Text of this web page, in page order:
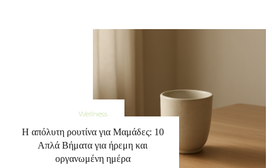
Wellness
Η απόλυτη ρουτίνα για Μαμάδες: 10
Απλά Βήματα για ήρεμη και
οργανωμένη ημέρα